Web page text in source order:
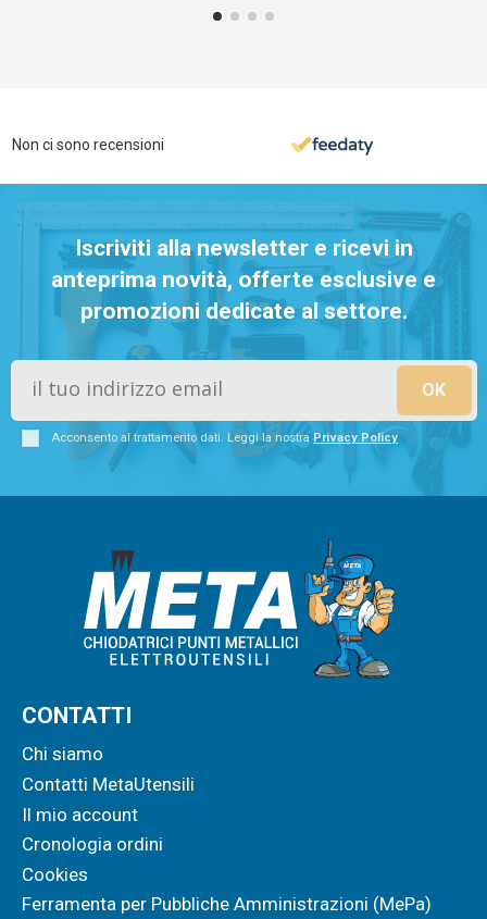
Non ci sono recensioni
Iscriviti alla newsletter e ricevi in
anteprima novità, offerte esclusive e
promozioni dedicate al settore.
Acconsento al trattamento dati. Leggi la nostraPrivacy Policy
CONTATTI
Chi siamo
Contatti MetaUtensili
Il mio account
Cronologia ordini
Cookies
Ferramenta per Pubbliche Amministrazioni (MePa)